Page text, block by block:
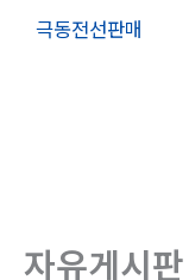
극동전선판매
자유게시판